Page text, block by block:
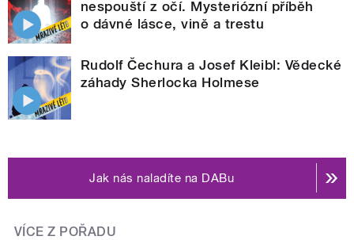
nespouští z očí. Mysteriózní příběh
o dávné lásce, vině a trestu
Rudolf Čechura a Josef Kleibl: Vědecké
záhady Sherlocka Holmese
Jak nás naladíte na DABu
VÍCE Z POŘADU